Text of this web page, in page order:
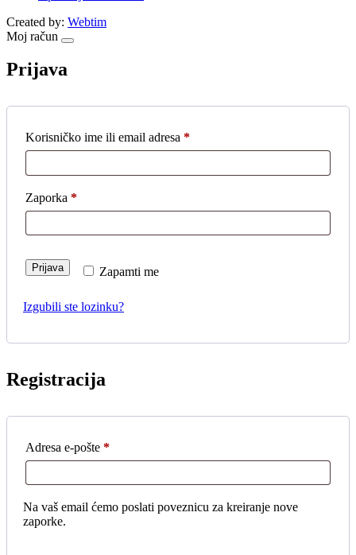
Created by: Webtim
Moj račun
Prijava
Korisničko ime ili email adresa *Obavezno
Zaporka *Obavezno
Zapamti me
Prijava
Izgubili ste lozinku?
Registracija
Adresa e-pošte *Obavezno
Na vaš email ćemo poslati poveznicu za kreiranje nove
zaporke.